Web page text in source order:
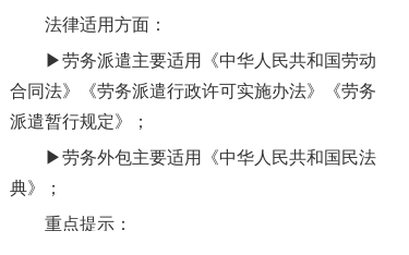
法律适用方面：
▶劳务派遣主要适用《中华人民共和国劳动
合同法》《劳务派遣行政许可实施办法》《劳务
派遣暂行规定》；
▶劳务外包主要适用《中华人民共和国民法
典》；
重点提示：